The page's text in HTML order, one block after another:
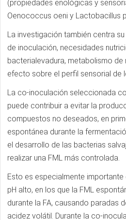
(propiedades enológicas y
Oenococcus oeni y Lactobacillus
La investigación también centra
de inoculación, necesidades
bacteria­levadura, metabolismo de
efecto sobre el perfil sensorial de
La co-inoculación seleccionada
puede contribuir a evitar la
compuestos no deseados, en
espontánea durante la
el desarrollo de las bacterias
realizar una FML más controlada.
Esto es especialmente importante
pH alto, en los que la FML
durante la FA, causando paradas
acidez volátil. Durante la co-